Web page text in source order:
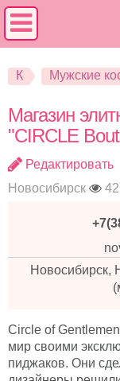
К Мужские
Магазин
"CIRCLE
Редактировать
Новосибирск
Новосибирск,
Circle of
мир своими
пиджаков. Они